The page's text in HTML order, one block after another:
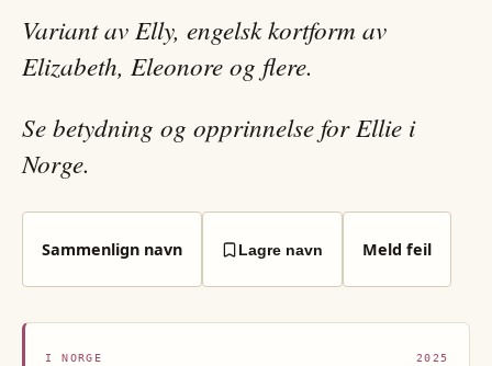
Variant av Elly, engelsk kortform av
Elizabeth, Eleonore og flere.
Se betydning og opprinnelse for Ellie i
Norge.
Sammenlign navn Lagre navn Meld feil
I NORGE 2025